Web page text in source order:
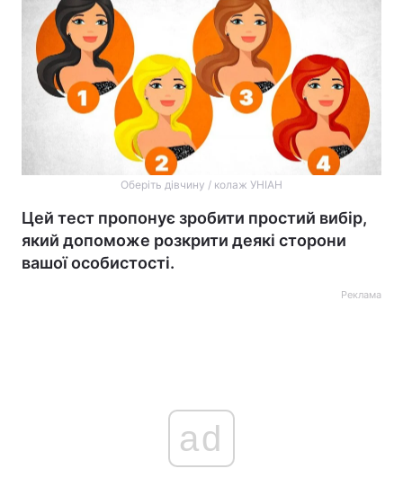
Оберіть дівчину / колаж УНІАН
Цей тест пропонує зробити простий вибір,
який допоможе розкрити деякі сторони
вашої особистості.
Реклама
ad